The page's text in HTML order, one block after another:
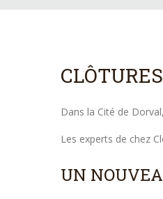
Dans la Cité de
Les experts de chez
UN